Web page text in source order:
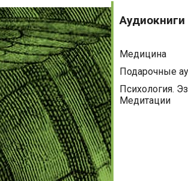
Аудиокниги
Аудиокниги
Медицина
Подарочные
Психология.
Медитации
Политика
Психология
Путешествия. Хобби. Спорт
Религия
Спорт
Фантастика
Художественная литература
Эзотерика